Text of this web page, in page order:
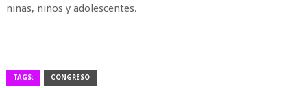
niñas, niños y adolescentes.
TAGS: CONGRESO